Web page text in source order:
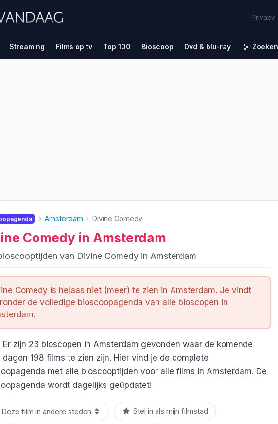
Privacy
Streaming Films op tv Top 100 Bioscoop Dvd & blu-ray Zoeken
Amsterdam Divine Comedy
Comedy in Amsterdam
van Divine Comedy in Amsterdam
Comedy is helaas niet (meer) te zien in Amsterdam. Je vindt
de volledige bioscoopagenda van alle bioscopen in
Er zijn 23 bioscopen in Amsterdam gevonden waar de komende
dagen 198 films te zien zijn. Hier vind je de complete
met alle bioscooptijden voor alle films in Amsterdam. De
wordt dagelijks geüpdatet!
Stel in als mijn filmstad